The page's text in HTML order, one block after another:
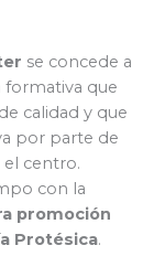
se concede a
formativa que
calidad y que
por parte de
el centro.
con la
promoción
Protésica.